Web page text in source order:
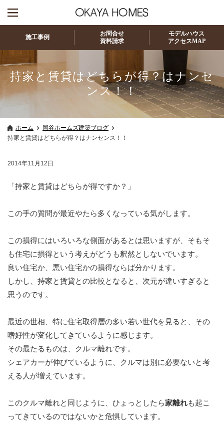
施工事例
お問合せ
資料請求
モデルハウス
アクセスMAP
持家と賃貸はどちらが得？はナンセ
ンス！！
ホーム
岡谷ホームズ建築ブログ
持家と賃貸はどちらが得？はナンセンス！！
2014年11月12日
「持家と賃貸はどちらが得ですか？」
この手の質問が最近やたら多くなっている気がします。
この損得にはいろいろな側面があるとは思いますが、そもそ
も住宅に損得という考えがどうも釈然としないでいます。
良い住宅か、悪い住宅かの損得ならば分かります。
しかし、持家と賃貸との比較となると、次元が違いすぎる と
思うのです。
最近の世相、特に住宅取得層の多い若い世代を見ると、その
嗜好性が変化してきているように感じます。
その最たるものは、クルマ離れです。
シェアカーが伸びているように、クルマは別に必要ないと考
える人が増えています。
このクルマ離れと同じように、ひょっとしたら家離れも起こ
ってきているのではないかと危惧しています。